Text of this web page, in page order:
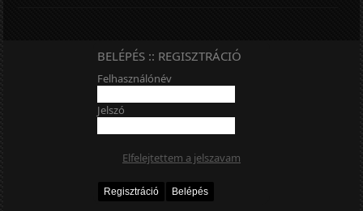
BELÉPÉS :: REGISZTRÁCIÓ
Felhasználónév
Jelszó
Elfelejtettem a jelszavam